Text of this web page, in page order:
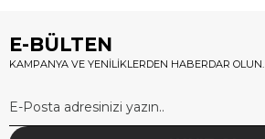
E-BÜLTEN
KAMPANYA VE YENİLİKLERDEN HABERDAR OLUN.